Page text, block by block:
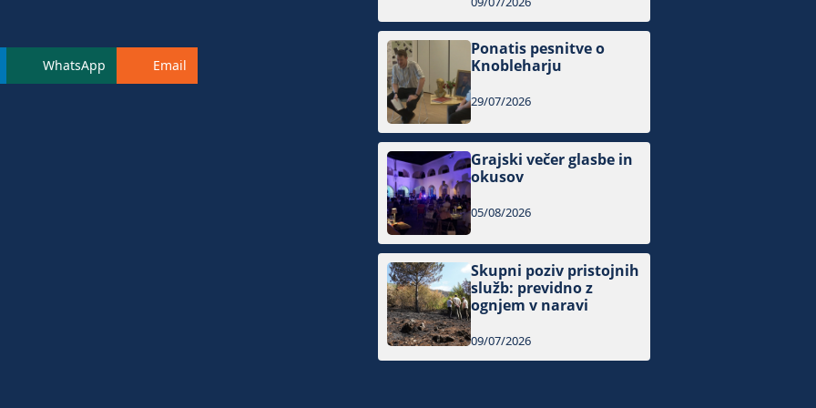
WhatsApp Email
Ponatis pesnitve o
Knobleharju
29/07/2026
Grajski večer glasbe in
okusov
05/08/2026
Skupni poziv pristojnih
služb: previdno z
ognjem v naravi
09/07/2026